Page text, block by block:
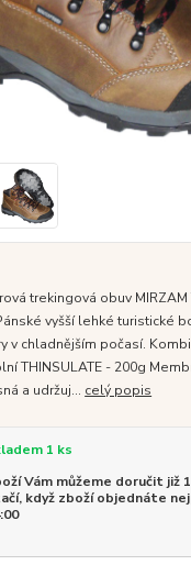
trekingová obuv MIRZAM
vyšší lehké turistické
v chladnějším počasí.
THINSULATE - 200g
a udržuj... celý popis
1 ks
Vám můžeme doručit již
když zboží objednáte